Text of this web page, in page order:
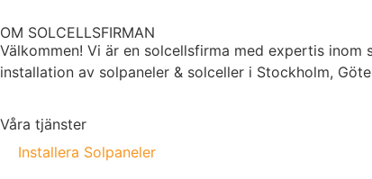
OM SOLCELLSFIRMAN
Välkommen! Vi är en solcellsfirma med expertis
installation av solpaneler & solceller i Stockholm,
Våra tjänster
Installera Solpaneler